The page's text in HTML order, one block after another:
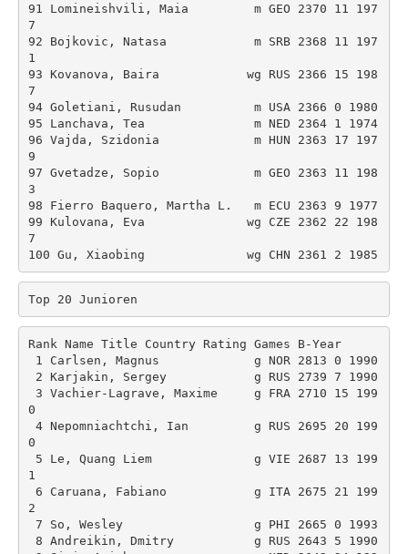
91 Lomineishvili, Maia         m GEO 2370 11 197
7
92 Bojkovic, Natasa            m SRB 2368 11 197
1
93 Kovanova, Baira            wg RUS 2366 15 198
7
94 Goletiani, Rusudan          m USA 2366 0 1980
95 Lanchava, Tea               m NED 2364 1 1974
96 Vajda, Szidonia             m HUN 2363 17 197
9
97 Gvetadze, Sopio             m GEO 2363 11 198
3
98 Fierro Baquero, Martha L.   m ECU 2363 9 1977
99 Kulovana, Eva              wg CZE 2362 22 198
7
Top 20 Junioren
Rank Name Title Country Rating Games B-Year
0
0
1
2